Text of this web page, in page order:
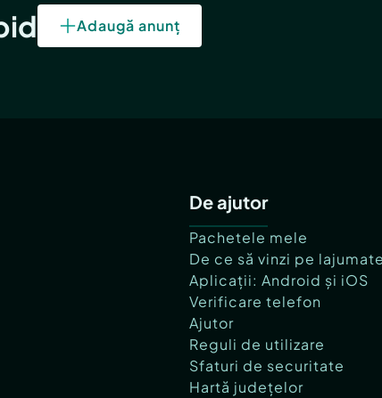
Adaugă anunț
De ajutor
Pachetele mele
De ce să vinzi pe
Aplicații: Android și iOS
Verificare telefon
Ajutor
Reguli de utilizare
Sfaturi de securitate
Hartă județelor